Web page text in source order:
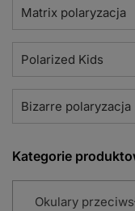
Matrix polaryzacja
Polarized Kids
Bizarre polaryzacja
Kategorie
Okulary